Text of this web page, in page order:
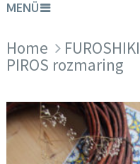
MENÜ
Home
PIROS rozmaring